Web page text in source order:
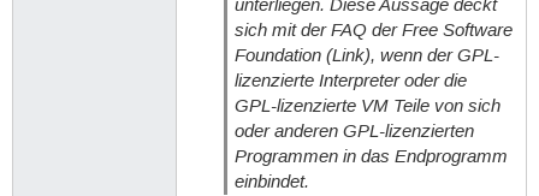
unterliegen. Diese Aussage deckt
sich mit der FAQ der Free Software
Foundation (Link), wenn der GPL-
lizenzierte Interpreter oder die
GPL-lizenzierte VM Teile von sich
oder anderen GPL-lizenzierten
Programmen in das Endprogramm
einbindet.